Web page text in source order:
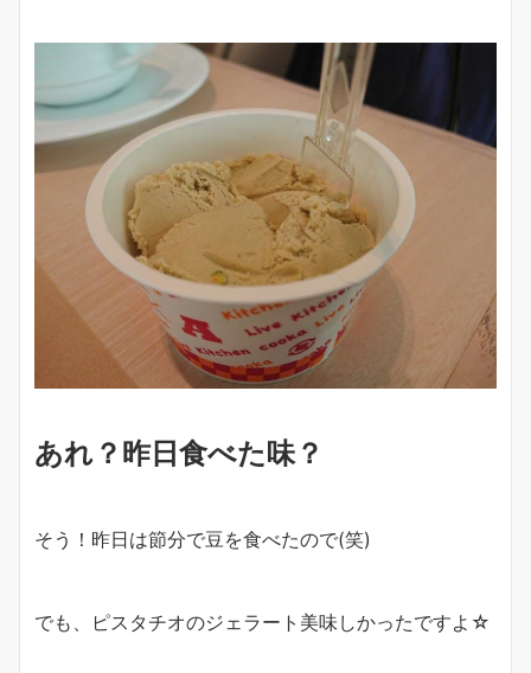
あれ？昨日食べた味？
そう！昨日は節分で豆を食べたので(笑)
でも、ピスタチオのジェラート美味しかったですよ☆